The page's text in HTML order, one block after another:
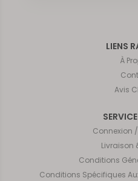
LIENS
À
Avis
Connexion
Livraison
Conditions
Conditions Spécifiques